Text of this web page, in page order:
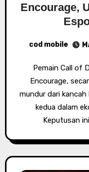
Encourage,
cod mobile
Pemain Call of Duty (CoD) asal Amerika Utara,
Encourage,
mundur dari
kedua dalam
Keputusan